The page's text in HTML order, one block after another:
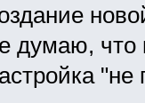
думаю, что
"не